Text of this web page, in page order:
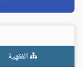
الفقهية